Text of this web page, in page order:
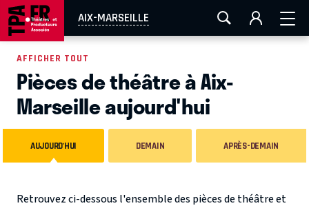
AIX-MARSEILLE
AIX-MARSEILLE AURAY LA ROCHELLE
EN TOURNÉE
AFFICHER TOUT
Pièces de théâtre à Aix-
Marseille aujourd'hui
AUJOURD'HUI DEMAIN APRÈS-DEMAIN
Retrouvez ci-dessous l'ensemble des pièces de théâtre et